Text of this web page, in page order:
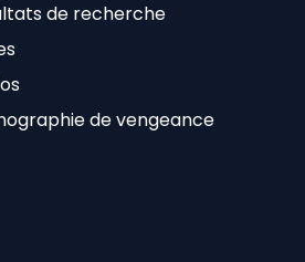
de recherche
de vengeance